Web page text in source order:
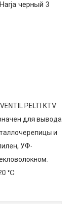
PELTI KTV
для вывода
и
УФ-
°C.